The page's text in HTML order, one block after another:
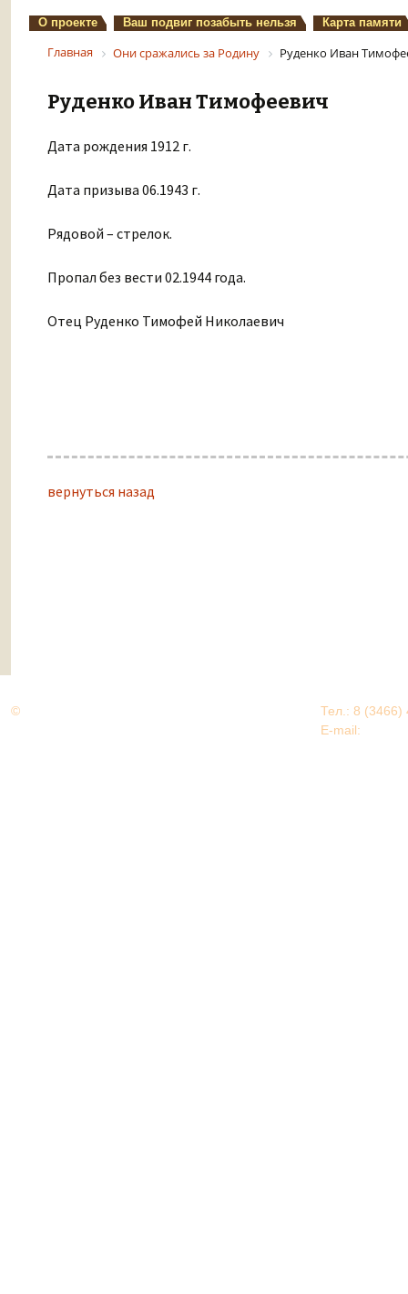
О проекте Ваш подвиг позабыть нельзя Карта памяти
Главная Они сражались за Родину Руденко Иван
Руденко Иван Тимофеевич
Дата рождения 1912 г.
Дата призыва 06.1943 г.
Рядовой – стрелок.
Пропал без вести 02.1944 года.
Отец Руденко Тимофей Николаевич
вернуться назад
©
Тел.: 8 (3466)
E-mail: